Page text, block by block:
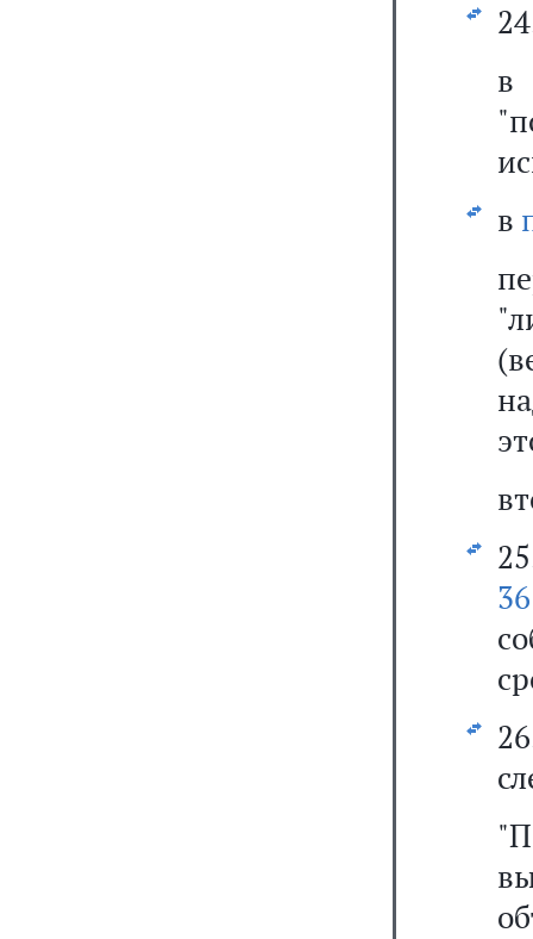
в
36